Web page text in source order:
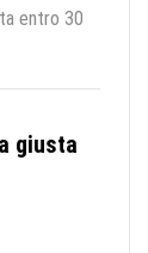
entro 30
giusta